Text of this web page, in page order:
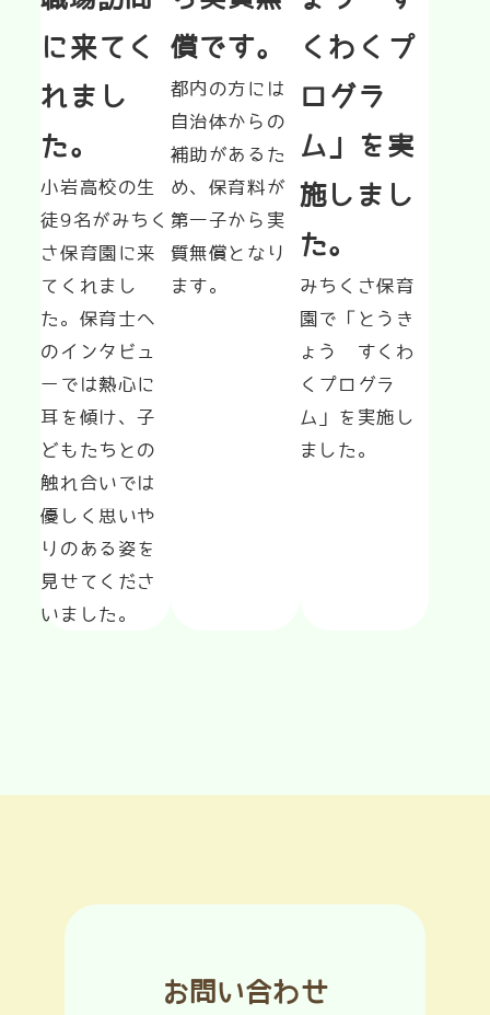
に来てく
れまし
た。
小岩高校の生
徒9名がみちく
さ保育園に来
てくれまし
た。保育士へ
のインタビュ
ーでは熱心に
耳を傾け、子
どもたちとの
触れ合いでは
優しく思いや
りのある姿を
見せてくださ
いました。
償です。
都内の方には
自治体からの
補助があるた
め、保育料が
第一子から実
質無償となり
ます。
くわくプ
ログラ
ム」を実
施しまし
た。
みちくさ保育
園で「とうき
ょう　すくわ
くプログラ
ム」を実施し
ました。
お問い合わせ